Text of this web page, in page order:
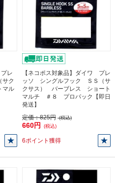
レ
サク
マル
【ネコポス対象品】ダイワ プレ
ッソ シングルフック ＳＳ（サ
クサス） バーブレス ショート
マルチ ＃８ プロパック【即日
発送】
定価：825円 (税込)
660円 (税込)
6ポイント獲得